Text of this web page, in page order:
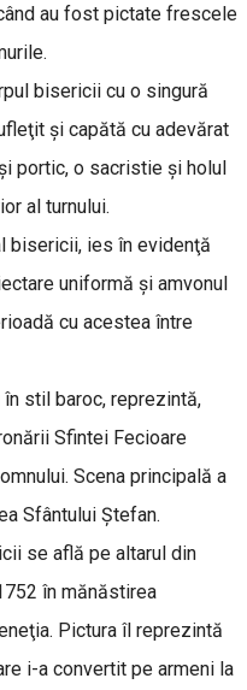
au fost pictate frescele
bisericii cu o singură
şi capătă cu adevărat
portic, o sacristie şi holul
al turnului.
bisericii, ies în evidenţă
uniformă şi amvonul
cu acestea între
stil baroc, reprezintă,
Sfintei Fecioare
Scena principală a
Sfântului Ştefan.
se află pe altarul din
în mănăstirea
Pictura îl reprezintă
i-a convertit pe armeni la